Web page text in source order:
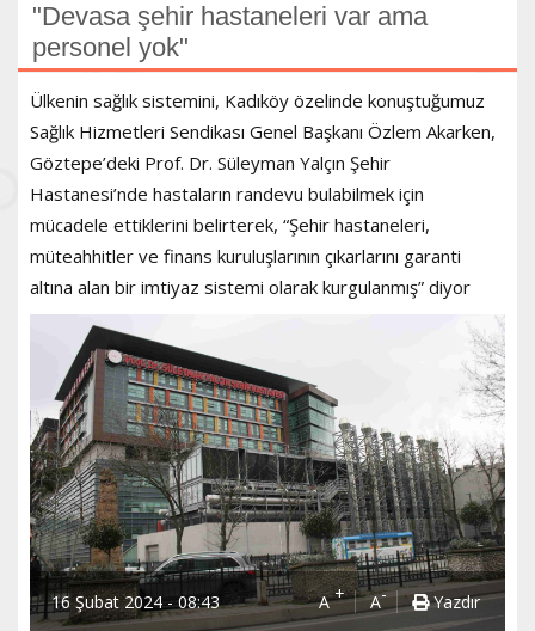
"Devasa şehir hastaneleri var ama
personel yok"
Ülkenin sağlık sistemini, Kadıköy özelinde konuştuğumuz
Sağlık Hizmetleri Sendikası Genel Başkanı Özlem Akarken,
Göztepe’deki Prof. Dr. Süleyman Yalçın Şehir
Hastanesi’nde hastaların randevu bulabilmek için
mücadele ettiklerini belirterek, “Şehir hastaneleri,
müteahhitler ve finans kuruluşlarının çıkarlarını garanti
altına alan bir imtiyaz sistemi olarak kurgulanmış” diyor
16 Şubat 2024 - 08:43 A+ A- Yazdır